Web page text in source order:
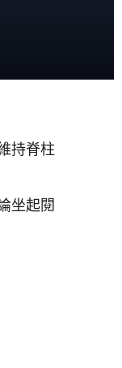
持脊柱
坐起閱